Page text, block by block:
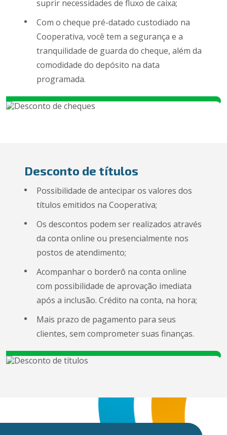
suprir necessidades de fluxo de caixa;
Com o cheque pré-datado custodiado na
Cooperativa, você tem a segurança e a
tranquilidade de guarda do cheque, além da
comodidade do depósito na data
programada.
Desconto de títulos
Possibilidade de antecipar os valores dos
títulos emitidos na Cooperativa;
Os descontos podem ser realizados através
da conta online ou presencialmente nos
postos de atendimento;
Acompanhar o borderô na conta online
com possibilidade de aprovação imediata
após a inclusão. Crédito na conta, na hora;
Mais prazo de pagamento para seus
clientes, sem comprometer suas finanças.